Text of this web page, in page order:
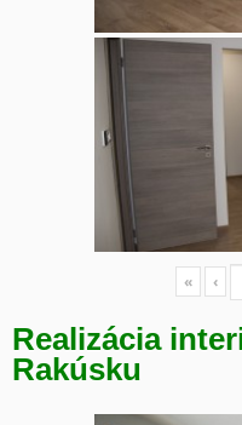
« ‹
Realizácia
Rakúsku